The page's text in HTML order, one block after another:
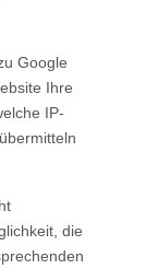
Google
Ihre
IP-
die